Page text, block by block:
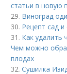
статьи в новую
29. Виноград
30. Рецепт сад
31. Как удалить
Чем можно
плодах
32.Сушилка